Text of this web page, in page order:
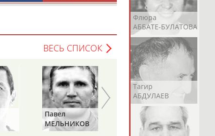
Флюра
АББАТЕ-БУЛАТОВА
Рамазан
АБДУЛАЕВ
Тагир
АБДУЛАЕВ
ВЕСЬ СПИСОК
Павел
МЕЛЬНИКОВ
Алексей
РАСТВОРЦЕВ